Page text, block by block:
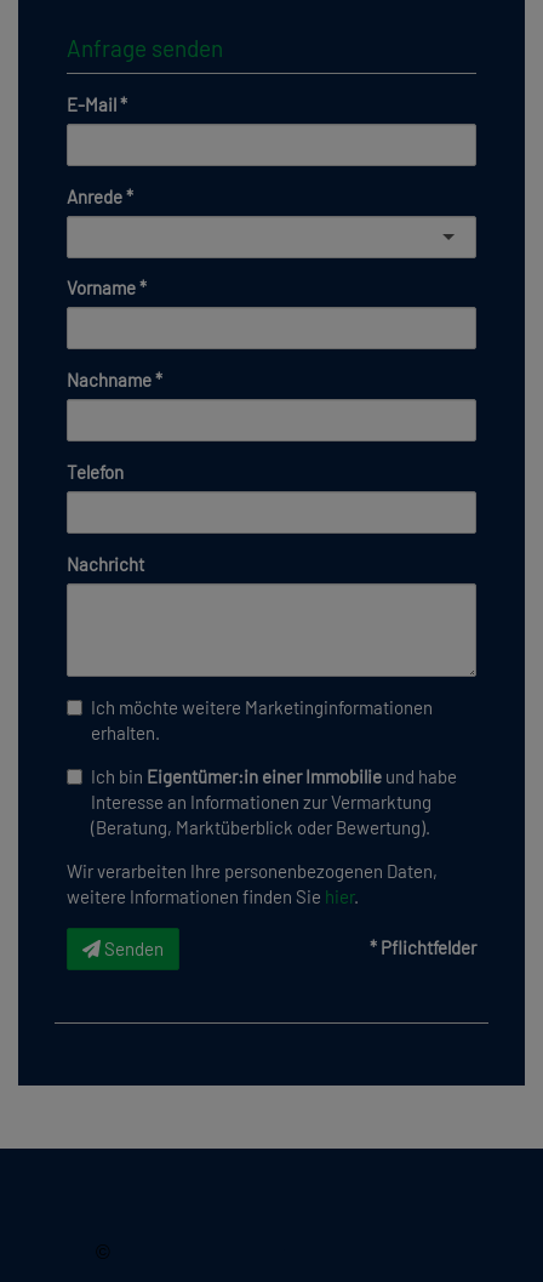
Anfrage senden
E-Mail
Anrede
Vorname
Nachname
Telefon
Nachricht
Ich möchte weitere Marketinginformationen
erhalten.
Ich bin Eigentümer:in einer Immobilie und habe
Interesse an Informationen zur Vermarktung
(Beratung, Marktüberblick oder Bewertung).
Wir verarbeiten Ihre personenbezogenen Daten,
weitere Informationen finden Sie hier.
Senden * Pflichtfelder
©